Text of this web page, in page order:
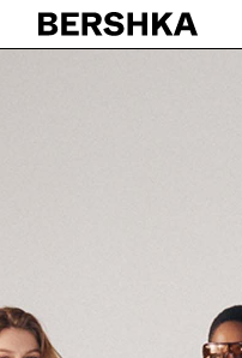
Terug naar de homepage